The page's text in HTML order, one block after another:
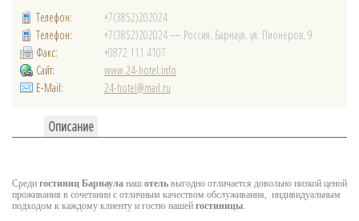
Телефон:
+7(3852)202024
Телефон:
+7(3852)202024 — Россия, Барнаул, ул. Пионеров, 9
Факс:
+0872 111 4107
Сайт:
www.24-hotel.info
E-Mail:
24-hotel@mail.ru
Описание
Среди гостиниц Барнаула наш отель выгодно отличается довольно низкой ценой
проживания в сочетании с отличным качеством обслуживания, индивидуальным
подходом к каждому клиенту и гостю нашей гостиницы